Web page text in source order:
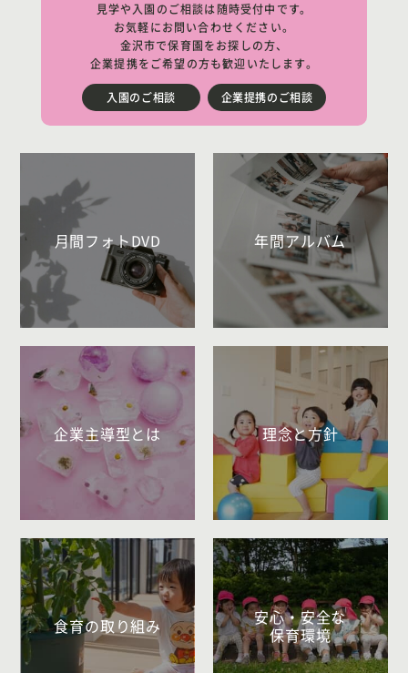
見学や入園のご相談は随時受付中です。
お気軽にお問い合わせください。
金沢市で保育園をお探しの方、
企業提携をご希望の方も歓迎いたします。
入園のご相談 企業提携のご相談
月間フォトDVD 年間アルバム
企業主導型とは 理念と方針
食育の取り組み
安心・安全な
保育環境